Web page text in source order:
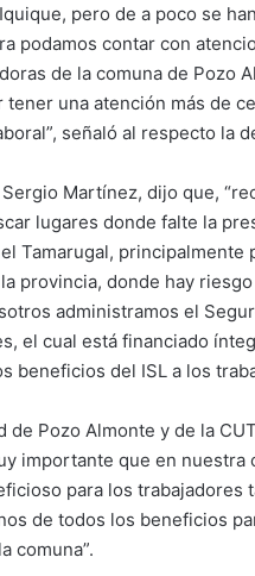
pero de a poco se
podamos contar con
de la comuna de Pozo
una atención más de
señaló al respecto la
Martínez, dijo que,
lugares donde falte la
Tamarugal, principalmente
provincia, donde hay
administramos el
el cual está financiado
beneficios del ISL a los
Pozo Almonte y de la
importante que en nuestra
para los trabajadores
de todos los beneficios
comuna”.